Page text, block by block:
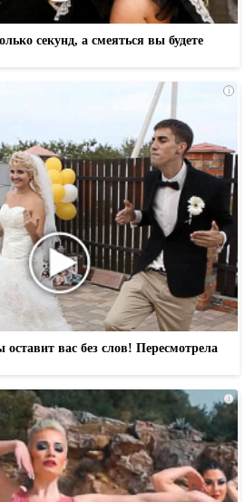
секунд, а смеяться вы будете
i
оставит вас без слов! Пересмотрела
i